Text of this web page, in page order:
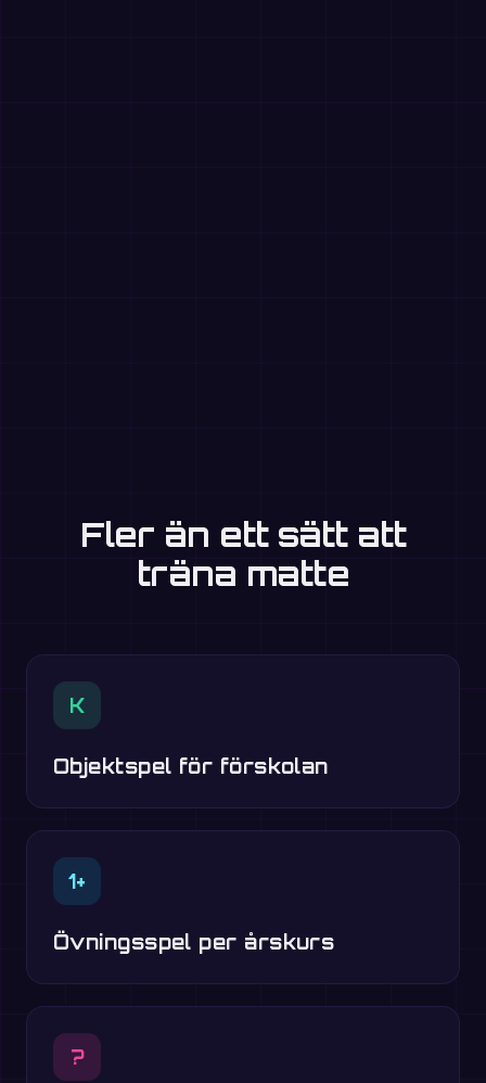
Fler än ett sätt att
träna matte
K
Objektspel för förskolan
1+
Övningsspel per årskurs
?